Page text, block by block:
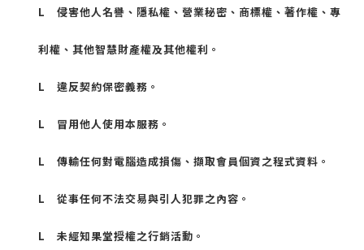
L 侵害他人名譽、隱私權、營業秘密、商標權、著作權、專
利權、其他智慧財產權及其他權利。
L 違反契約保密義務。
L 冒用他人使用本服務。
L 傳輸任何對電腦造成損傷、擷取會員個資之程式資料。
L 從事任何不法交易與引人犯罪之內容。
L 未經知果堂授權之行銷活動。